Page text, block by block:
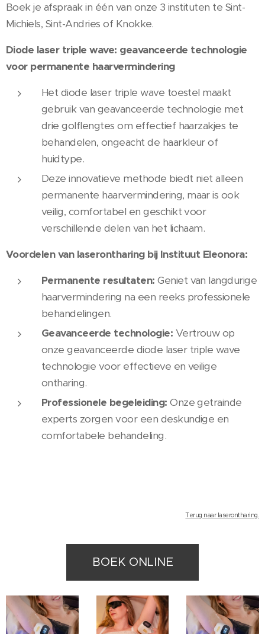
Boek je afspraak in één van onze 3 instituten te Sint-
Michiels, Sint-Andries of Knokke.
Diode laser triple wave: geavanceerde technologie
voor permanente haarvermindering
Het diode laser triple wave toestel maakt
gebruik van geavanceerde technologie met
drie golflengtes om effectief haarzakjes te
behandelen, ongeacht de haarkleur of
huidtype.
Deze innovatieve methode biedt niet alleen
permanente haarvermindering, maar is ook
veilig, comfortabel en geschikt voor
verschillende delen van het lichaam.
Voordelen van laserontharing bij Instituut Eleonora:
Permanente resultaten: Geniet van langdurige
haarvermindering na een reeks professionele
behandelingen.
Geavanceerde technologie: Vertrouw op
onze geavanceerde diode laser triple wave
technologie voor effectieve en veilige
ontharing.
Professionele begeleiding: Onze getrainde
experts zorgen voor een deskundige en
comfortabele behandeling.
Terug naar laserontharing.
BOEK ONLINE